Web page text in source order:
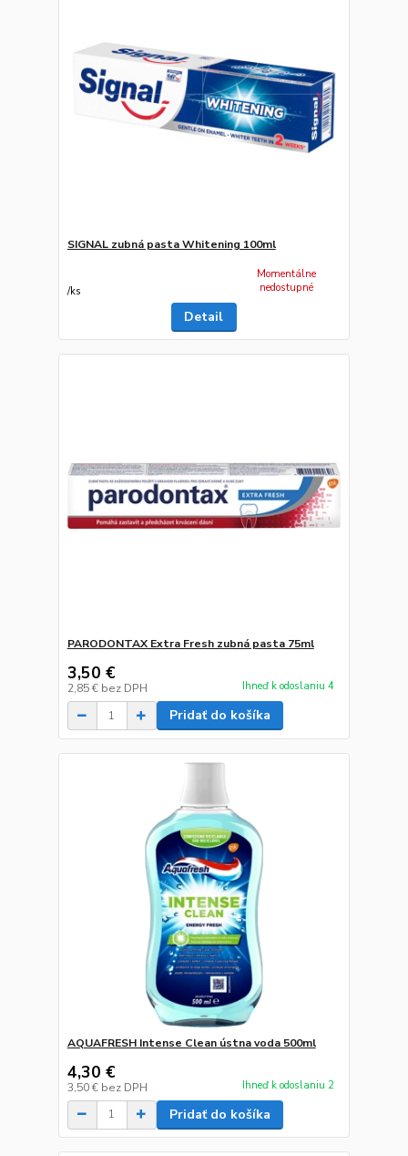
SIGNAL zubná pasta Whitening 100ml
/ks
Momentálne
nedostupné
Detail
PARODONTAX Extra Fresh zubná pasta 75ml
3,50 €
2,85 € bez DPH Ihneď k odoslaniu 4
Pridať do košíka
AQUAFRESH Intense Clean ústna voda 500ml
4,30 €
3,50 € bez DPH Ihneď k odoslaniu 2
Pridať do košíka